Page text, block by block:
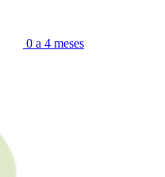
0 a 4 meses